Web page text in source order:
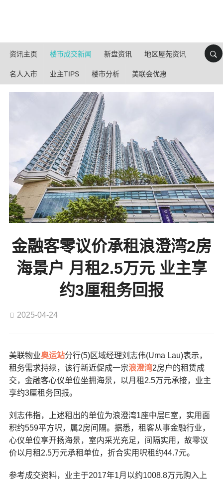
资讯主页 楼市成交新闻 新盘资讯 地区屋苑资讯
名人入市 业主TIPS 楼市分析 美联会优惠
金融客零议价承租浪澄湾2房
海景户 月租2.5万元 业主享
约3厘租务回报
2025-04-24
美联物业奥运站分行(5)区域经理刘志伟(Uma Lau)表示，
租务需求持续，该行新近促成一宗浪澄湾2房户的租赁成
交，金融客心仪单位坐拥海景，以月租2.5万元承接，业主
享约3厘租务回报。
刘志伟指，上述租出的单位为浪澄湾1座中层E室，实用面
积约559平方呎，属2房间隔。据悉，租客从事金融行业，
心仪单位享开扬海景，室内采光充足，间隔实用，故零议
价以月租2.5万元承租单位，折合实用呎租约44.7元。
参考成交资料，业主于2017年1月以约1008.8万元购入上